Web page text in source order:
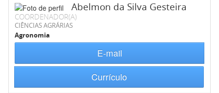
Abelmon da Silva Gesteira
COORDENADOR(A)
CIÊNCIAS AGRÁRIAS
Agronomia
E-mail
Currículo